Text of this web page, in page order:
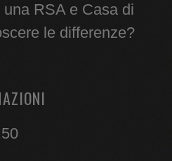
una RSA e Casa di
le differenze?